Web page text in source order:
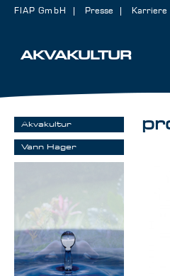
AKVAKULTUR
FIAP GmbH Presse Karriere
Akvakultur
Vann Hager